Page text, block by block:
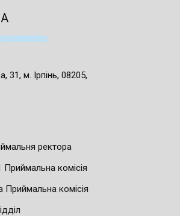
31, м. Ірпінь, 08205,
ректора
комісія
Приймальна комісія